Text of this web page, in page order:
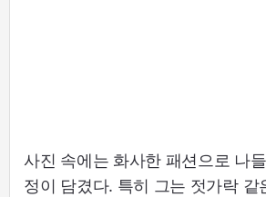
사진 속에는 화사한 패션으로 나
정이 담겼다. 특히 그는 젓가락 같